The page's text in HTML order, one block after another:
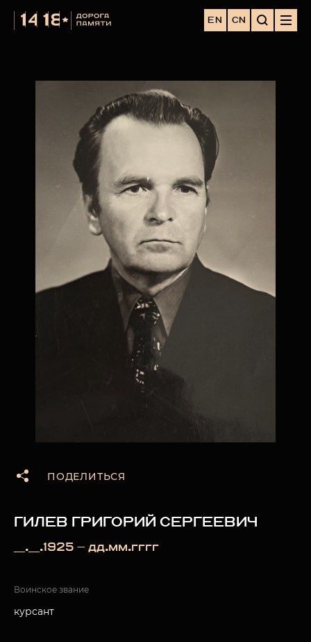
EN CN
ПОДЕЛИТЬСЯ
ГИЛЕВ ГРИГОРИЙ СЕРГЕЕВИЧ
__.__.1925 — дд.мм.гггг
Воинское звание
курсант